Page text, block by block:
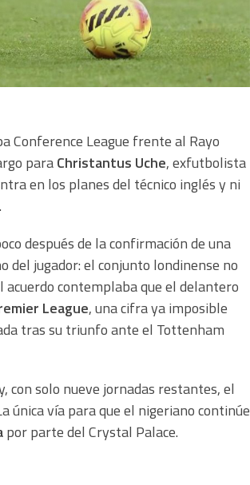
Conference League frente al Rayo
paraChristantus Uche, exfutbolista
en los planes del técnico inglés y ni
después de la confirmación de una
del jugador: el conjunto londinense no
acuerdo contemplaba que el delantero
League, una cifra ya imposible
tras su triunfo ante el Tottenham
con solo nueve jornadas restantes, el
única vía para que el nigeriano continúe
por parte del Crystal Palace.